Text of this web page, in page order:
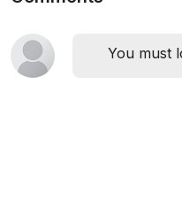
You must